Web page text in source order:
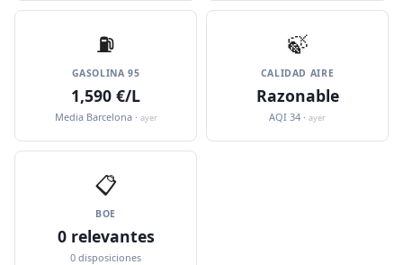
⛽️
GASOLINA 95
1,590 €/L
Media Barcelona · ayer
🍃
CALIDAD AIRE
Razonable
AQI 34 · ayer
📋
BOE
0 relevantes
0 disposiciones